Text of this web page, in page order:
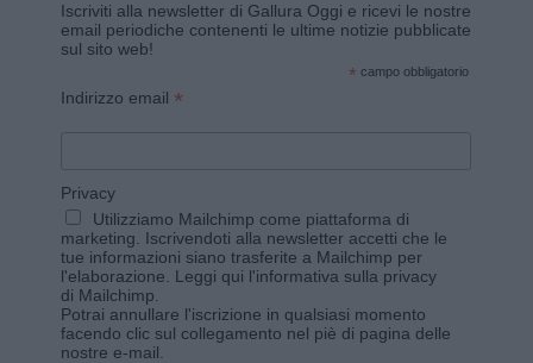
Iscriviti alla newsletter di Gallura Oggi e ricevi le nostre
email periodiche contenenti le ultime notizie pubblicate
sul sito web!
* campo obbligatorio
Indirizzo email *
Privacy
Utilizziamo Mailchimp come piattaforma di
marketing. Iscrivendoti alla newsletter accetti che le
tue informazioni siano trasferite a Mailchimp per
l'elaborazione. Leggi qui l'informativa sulla privacy
di Mailchimp
Potrai annullare l'iscrizione in qualsiasi momento
facendo clic sul collegamento nel piè di pagina delle
nostre e-mail.